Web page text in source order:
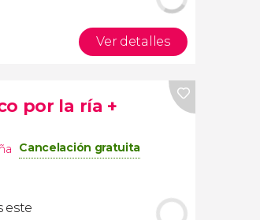
Ver detalles
por la ría +
Cancelación gratuita
este